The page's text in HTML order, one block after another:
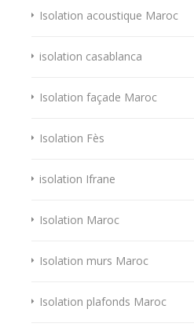
Isolation acoustique Maroc
isolation casablanca
Isolation façade Maroc
Isolation Fès
isolation Ifrane
Isolation Maroc
Isolation murs Maroc
Isolation plafonds Maroc